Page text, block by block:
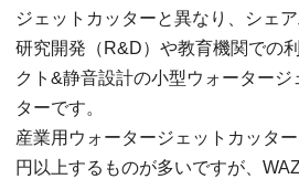
ジェットカッターと異なり、シェ
研究開発（R&D）や教育機関での
クト&静音設計の小型ウォータージ
ターです。
産業用ウォータージェットカッタ
円以上するものが多いですが、